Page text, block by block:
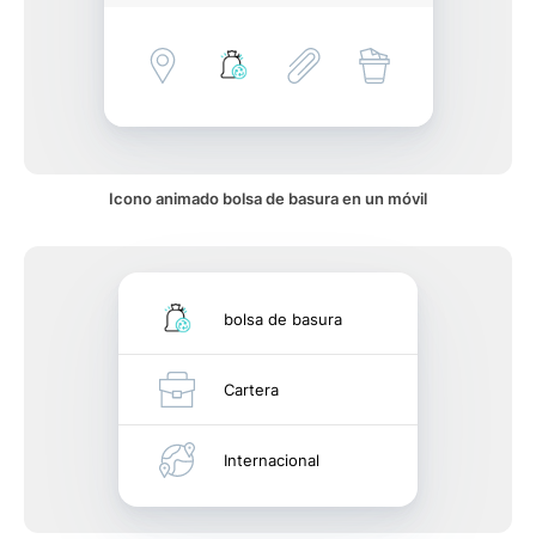
Icono animado bolsa de basura en un móvil
bolsa de basura
Cartera
Internacional